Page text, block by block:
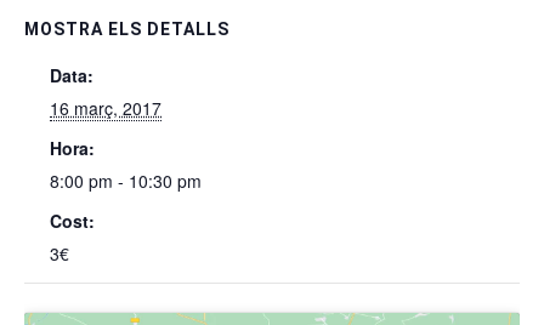
MOSTRA ELS DETALLS
Data:
16 març, 2017
Hora:
8:00 pm - 10:30 pm
Cost:
3€